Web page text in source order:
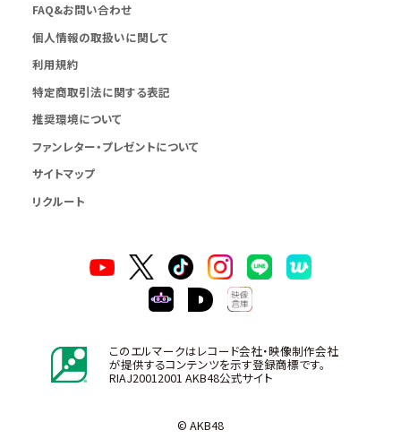
FAQ&お問い合わせ
個人情報の取扱いに関して
利用規約
特定商取引法に関する表記
推奨環境について
ファンレター・プレゼントについて
サイトマップ
リクルート
このエルマークはレコード会社・映像制作会社
が提供するコンテンツを示す登録商標です。
RIAJ20012001 AKB48公式サイト
© AKB48